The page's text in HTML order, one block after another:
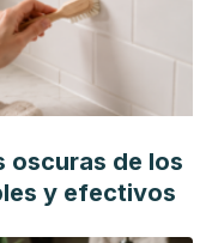
oscuras de los
y efectivos